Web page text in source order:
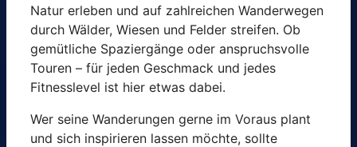
Natur erleben und auf zahlreichen Wanderwegen
durch Wälder, Wiesen und Felder streifen. Ob
gemütliche Spaziergänge oder anspruchsvolle
Touren – für jeden Geschmack und jedes
Fitnesslevel ist hier etwas dabei.
Wer seine Wanderungen gerne im Voraus plant
und sich inspirieren lassen möchte, sollte